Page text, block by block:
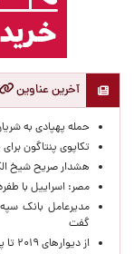
آخرین عناوین
حمله پهپادی به
تکاپوی پنتاگون
هشدار صریح شیخ
مصر: اسراییل با
مدیرعامل بانک
گفت
از دیوارهای ۲۰۱۹ تا پیمان مکه